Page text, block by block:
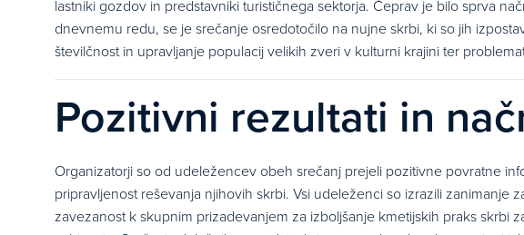
lastniki gozdov in predstavniki turističnega sektorja. Čeprav je bilo sprva
dnevnemu redu, se je srečanje osredotočilo na nujne skrbi, ki so jih
številčnost in upravljanje populacij velikih zveri v kulturni krajini ter
Pozitivni rezultati in
Organizatorji so od udeležencev obeh srečanj prejeli pozitivne povratne
pripravljenost reševanja njihovih skrbi. Vsi udeleženci so izrazili zanimanje
zavezanost k skupnim prizadevanjem za izboljšanje kmetijskih praks skrbi